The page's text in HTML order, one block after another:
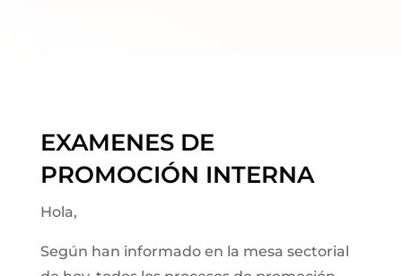
EXAMENES DE
PROMOCIÓN INTERNA
Hola,
Según han informado en la mesa sectorial